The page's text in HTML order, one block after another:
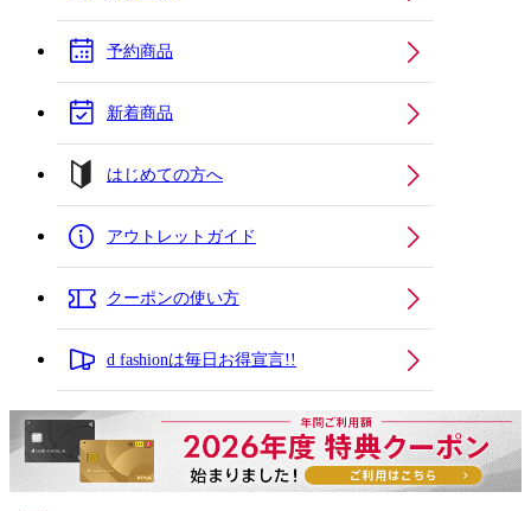
予約商品
新着商品
はじめての方へ
アウトレットガイド
クーポンの使い方
d fashionは毎日お得宣言!!